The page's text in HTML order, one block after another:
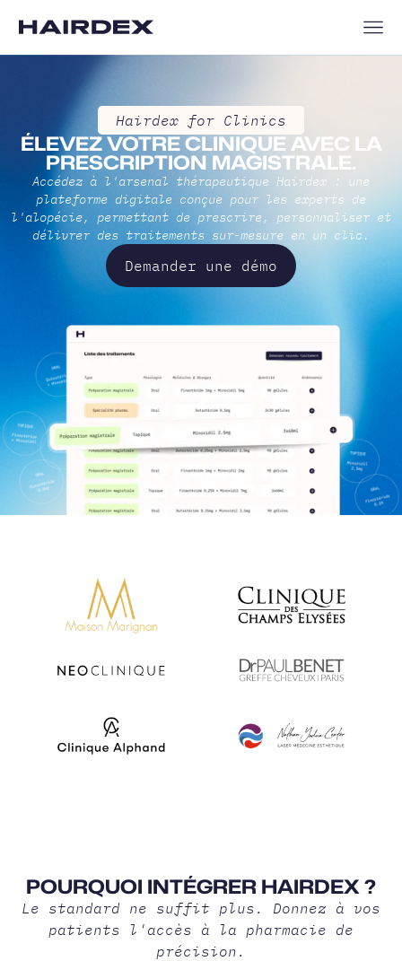
Hairdex for Clinics
ÉLEVEZ VOTRE CLINIQUE AVEC LA
PRESCRIPTION MAGISTRALE.
Accédez à l'arsenal thérapeutique Hairdex : une
plateforme digitale conçue pour les experts de
l'alopécie, permettant de prescrire, personnaliser et
délivrer des traitements sur-mesure en un clic.
Demander une démo
POURQUOI INTÉGRER HAIRDEX ?
Le standard ne suffit plus. Donnez à vos
patients l'accès à la pharmacie de
précision.